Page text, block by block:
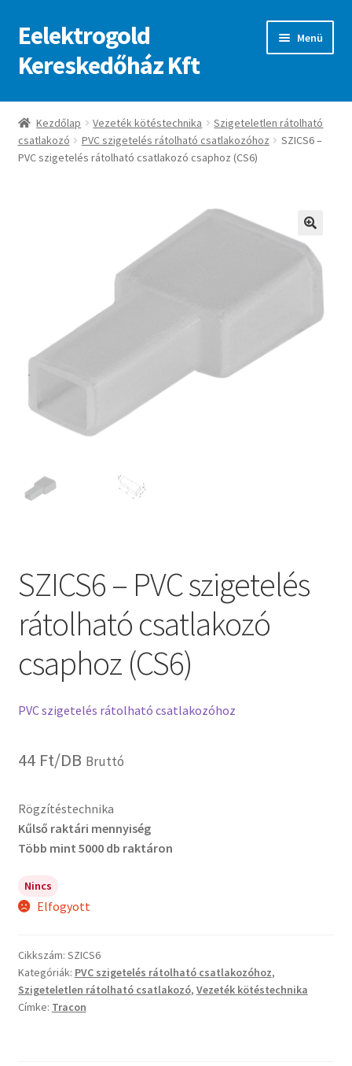
Ugrás
a
navigációhoz
Kilépés
a
tartalomba
Eelektrogold
Kereskedőház Kft
Menü
Kezdőlap
A fiókom
Kezdőlap Vezeték kötéstechnika
Szigeteletlen rátolható
csatlakozó
PVC szigetelés rátolható csatlakozóhoz
SZICS6 –
PVC szigetelés rátolható csatlakozó csaphoz (CS6)
🔍
SZICS6 – PVC szigetelés
rátolható csatlakozó
csaphoz (CS6)
PVC szigetelés rátolható csatlakozóhoz
44 Ft/DB Bruttó
Rögzítéstechnika
Kűlső raktári mennyiség
Több mint 5000 db raktáron
Nincs
Elfogyott
Cikkszám: SZICS6
Kategóriák: PVC szigetelés rátolható csatlakozóhoz,
Szigeteletlen rátolható csatlakozó, Vezeték kötéstechnika
Címke: Tracon